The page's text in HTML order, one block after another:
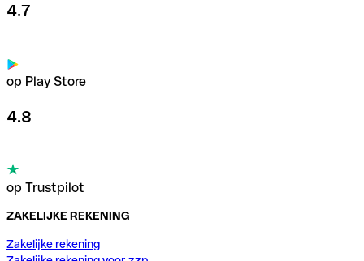
4.7
op Play Store
4.8
op Trustpilot
ZAKELIJKE REKENING
Zakelijke rekening